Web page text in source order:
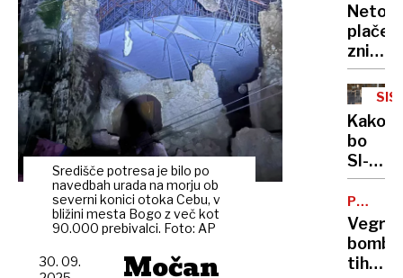
Središče potresa je bilo po
navedbah urada na morju ob
severni konici otoka Cebu, v
bližini mesta Bogo z več kot
90.000 prebivalci. Foto: AP
Močan
30. 09.
Neto
plače
znižali,
napako
bi
z
Kako
bo
SI-
Alarm
deloval
v
DROGE